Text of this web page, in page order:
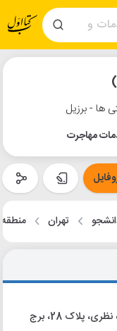
ها - برزیل
مهاجرت
تهران منطقه
تهران، منطقه 3، م. مادر (محسنی)، خیابان شاه نظری، پلاک 28، برج